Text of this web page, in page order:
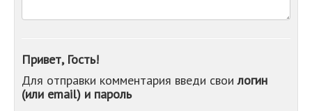
-
-
Привет, Гость!
Для отправки комментария введи своилогин
(или email) и пароль